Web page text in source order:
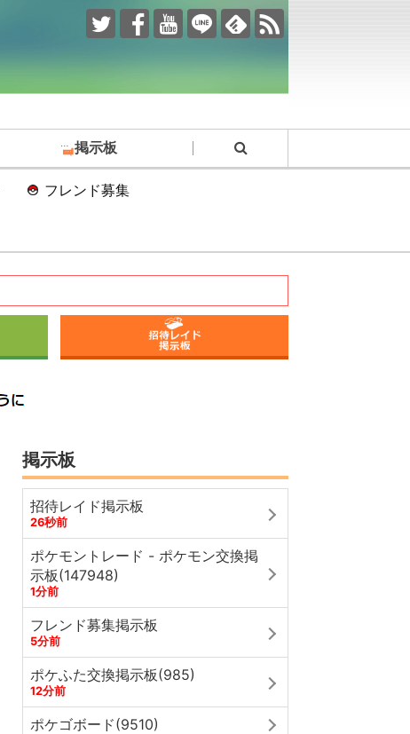
掲示板
フレンド募集
掲示板
招待レイド掲示板
26秒前
ポケモントレード - ポケモン交換掲
示板(147948)
1分前
フレンド募集掲示板
5分前
ポケふた交換掲示板(985)
12分前
ポケゴボード(9510)